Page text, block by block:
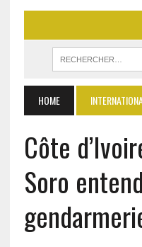
HOME
Côte
Soro